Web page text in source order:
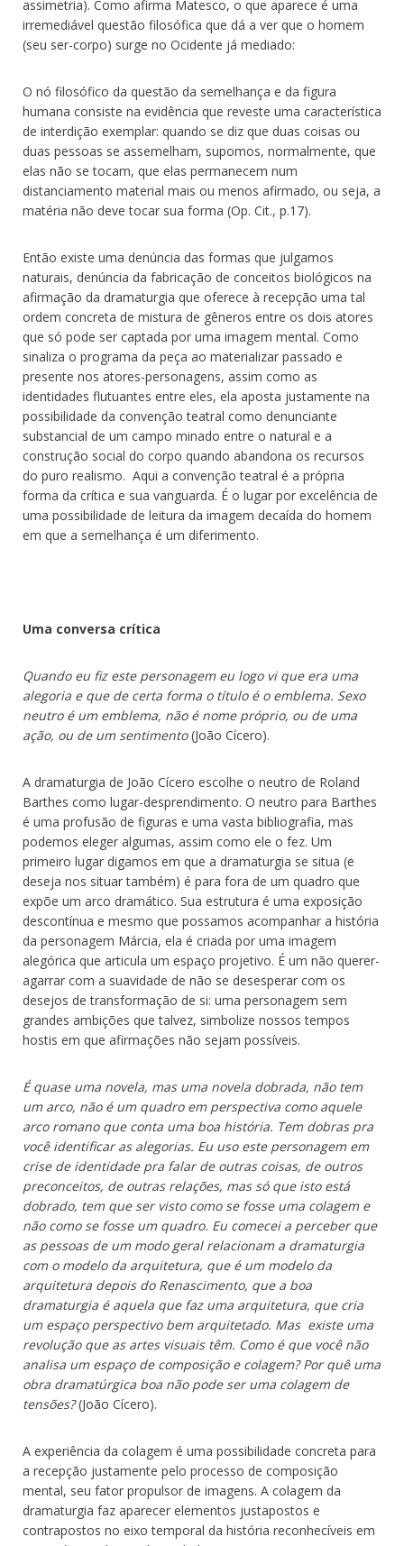
assimetria). Como afirma Matesco, o que aparece é uma
irremediável questão filosófica que dá a ver que o homem
(seu ser-corpo) surge no Ocidente já mediado:
O nó filosófico da questão da semelhança e da figura
humana consiste na evidência que reveste uma característica
de interdição exemplar: quando se diz que duas coisas ou
duas pessoas se assemelham, supomos, normalmente, que
elas não se tocam, que elas permanecem num
distanciamento material mais ou menos afirmado, ou seja, a
matéria não deve tocar sua forma (Op. Cit., p.17).
Então existe uma denúncia das formas que julgamos
naturais, denúncia da fabricação de conceitos biológicos na
afirmação da dramaturgia que oferece à recepção uma tal
ordem concreta de mistura de gêneros entre os dois atores
que só pode ser captada por uma imagem mental. Como
sinaliza o programa da peça ao materializar passado e
presente nos atores-personagens, assim como as
identidades flutuantes entre eles, ela aposta justamente na
possibilidade da convenção teatral como denunciante
substancial de um campo minado entre o natural e a
construção social do corpo quando abandona os recursos
do puro realismo. Aqui a convenção teatral é a própria
forma da crítica e sua vanguarda. É o lugar por excelência de
uma possibilidade de leitura da imagem decaída do homem
em que a semelhança é um diferimento.
Uma conversa crítica
Quando eu fiz este personagem eu logo vi que era uma
alegoria e que de certa forma o título é o emblema. Sexo
neutro é um emblema, não é nome próprio, ou de uma
ação, ou de um sentimento(João Cícero).
A dramaturgia de João Cícero escolhe o neutro de Roland
Barthes como lugar-desprendimento. O neutro para Barthes
é uma profusão de figuras e uma vasta bibliografia, mas
podemos eleger algumas, assim como ele o fez. Um
primeiro lugar digamos em que a dramaturgia se situa (e
deseja nos situar também) é para fora de um quadro que
expõe um arco dramático. Sua estrutura é uma exposição
descontínua e mesmo que possamos acompanhar a história
da personagem Márcia, ela é criada por uma imagem
alegórica que articula um espaço projetivo. É um não querer-
agarrar com a suavidade de não se desesperar com os
desejos de transformação de si: uma personagem sem
grandes ambições que talvez, simbolize nossos tempos
hostis em que afirmações não sejam possíveis.
É quase uma novela, mas uma novela dobrada, não tem
um arco, não é um quadro em perspectiva como aquele
arco romano que conta uma boa história. Tem dobras pra
você identificar as alegorias. Eu uso este personagem em
crise de identidade pra falar de outras coisas, de outros
preconceitos, de outras relações, mas só que isto está
dobrado, tem que ser visto como se fosse uma colagem e
não como se fosse um quadro. Eu comecei a perceber que
as pessoas de um modo geral relacionam a dramaturgia
com o modelo da arquitetura, que é um modelo da
arquitetura depois do Renascimento, que a boa
dramaturgia é aquela que faz uma arquitetura, que cria
um espaço perspectivo bem arquitetado. Mas existe uma
revolução que as artes visuais têm. Como é que você não
analisa um espaço de composição e colagem? Por quê uma
obra dramatúrgica boa não pode ser uma colagem de
tensões?(João Cícero).
A experiência da colagem é uma possibilidade concreta para
a recepção justamente pelo processo de composição
mental, seu fator propulsor de imagens. A colagem da
dramaturgia faz aparecer elementos justapostos e
contrapostos no eixo temporal da história reconhecíveis em